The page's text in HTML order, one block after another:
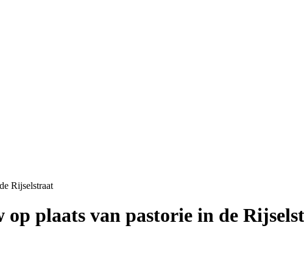
Rijselstraat
plaats van pastorie in de